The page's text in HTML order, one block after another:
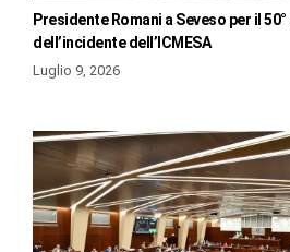
Presidente Romani a Seveso per il
dell’incidente dell’ICMESA
Luglio 9, 2026